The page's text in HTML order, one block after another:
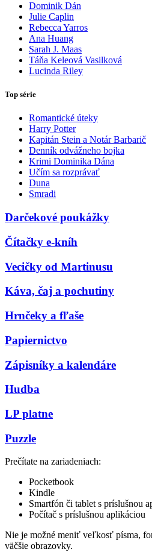
Dominik Dán
Julie Caplin
Rebecca Yarros
Ana Huang
Sarah J. Maas
Táňa Keleová Vasilková
Lucinda Riley
Top série
Romantické úteky
Harry Potter
Kapitán Stein a Notár Barbarič
Denník odvážneho bojka
Krimi Dominika Dána
Učím sa rozprávať
Duna
Smradi
Darčekové poukážky
Čítačky e-kníh
Vecičky od Martinusu
Káva, čaj a pochutiny
Hrnčeky a fľaše
Papiernictvo
Zápisníky a kalendáre
Hudba
LP platne
Puzzle
Prečítate na zariadeniach:
Pocketbook
Kindle
Smartfón či tablet s príslušnou
Počítač s príslušnou aplikáciou
Nie je možné meniť veľkosť písma,
väčšie obrazovky.